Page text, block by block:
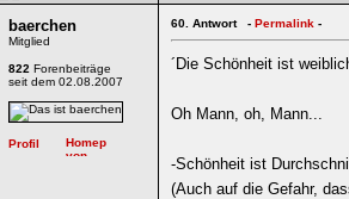
baerchen
Mitglied
822 Forenbeiträge
seit dem 02.08.2007
60. Antwort - Permalink -
´Die Schönheit ist
Oh Mann, oh, Mann...
-Schönheit ist
(Auch auf die Gefahr,